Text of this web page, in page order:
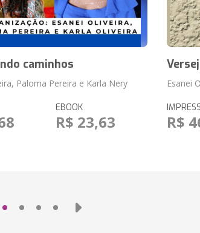
caminhos
Paloma Pereira e Karla Nery
EBOOK
R$ 23,63
Esanei
R$